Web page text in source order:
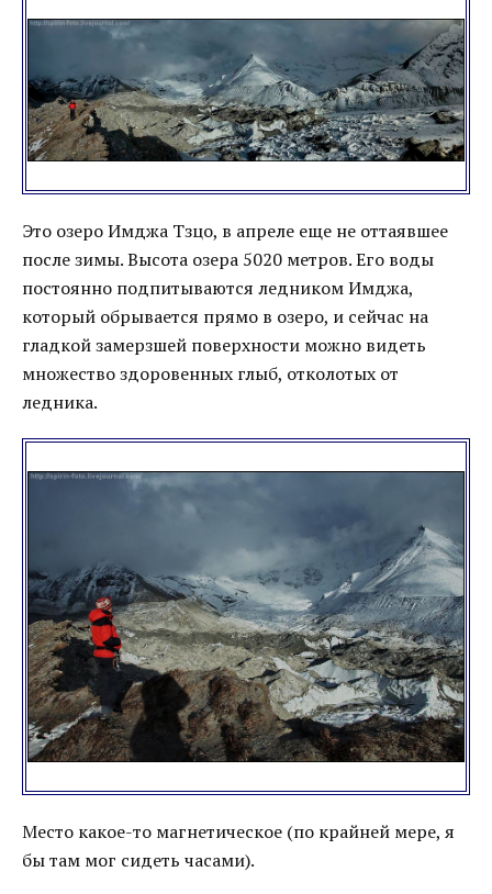
Это озеро Имджа Тзцо, в апреле еще не оттаявшее
после зимы. Высота озера 5020 метров. Его воды
постоянно подпитываются ледником Имджа,
который обрывается прямо в озеро, и сейчас на
гладкой замерзшей поверхности можно видеть
множество здоровенных глыб, отколотых от
ледника.
Место какое-то магнетическое (по крайней мере, я
бы там мог сидеть часами).